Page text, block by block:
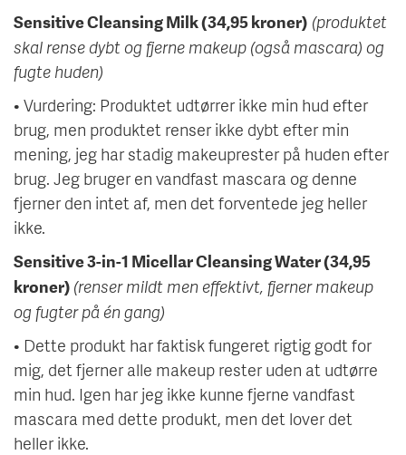
Sensitive Cleansing Milk (34,95 kroner) (produktet
skal rense dybt og fjerne makeup (også mascara) og
fugte huden)
• Vurdering: Produktet udtørrer ikke min hud efter
brug, men produktet renser ikke dybt efter min
mening, jeg har stadig makeuprester på huden efter
brug. Jeg bruger en vandfast mascara og denne
fjerner den intet af, men det forventede jeg heller
ikke.
Sensitive 3-in-1 Micellar Cleansing Water (34,95
kroner) (renser mildt men effektivt, fjerner makeup
og fugter på én gang)
• Dette produkt har faktisk fungeret rigtig godt for
mig, det fjerner alle makeup rester uden at udtørre
min hud. Igen har jeg ikke kunne fjerne vandfast
mascara med dette produkt, men det lover det
heller ikke.